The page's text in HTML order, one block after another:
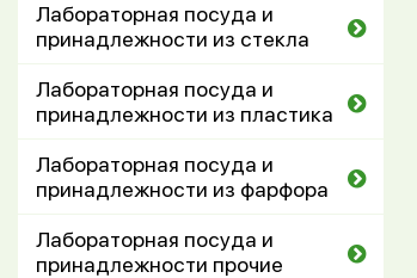
Лабораторная посуда и
принадлежности из стекла
Лабораторная посуда и
принадлежности из пластика
Лабораторная посуда и
принадлежности из фарфора
Лабораторная посуда и
принадлежности прочие